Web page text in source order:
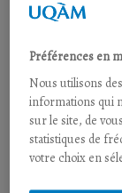
Publié le 22
Archéologie
Septembre
François
Vo-ha
Préférences en
Nous utilisons
informations qui
sur le site, de
statistiques de
votre choix en